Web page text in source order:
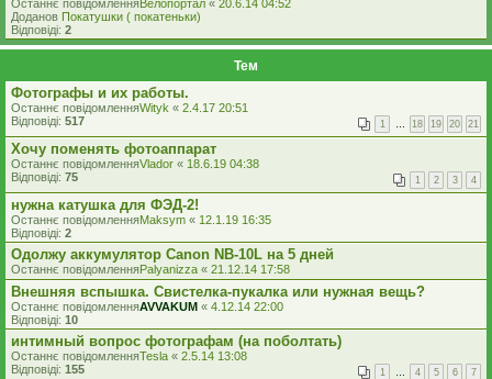
Останнє повідомленняВелопортал « 20.6.14 04:52
Доданов Покатушки ( покатеньки)
Відповіді: 2
Тем
Фотографы и их работы.
Останнє повідомленняWityk « 2.4.17 20:51
Відповіді: 517 1 … 18 19 20 21
Хочу поменять фотоаппарат
Останнє повідомленняVlador « 18.6.19 04:38
Відповіді: 75 1 2 3 4
нужна катушка для ФЭД-2!
Останнє повідомленняMaksym « 12.1.19 16:35
Відповіді: 2
Одолжу аккумулятор Canon NB-10L на 5 дней
Останнє повідомленняPalyanizza « 21.12.14 17:58
Внешняя вспышка. Свистелка-пукалка или нужная вещь?
Останнє повідомленняAVVAKUM « 4.12.14 22:00
Відповіді: 10
интимный вопрос фотографам (на поболтать)
Останнє повідомленняTesla « 2.5.14 13:08
Відповіді: 155 1 … 4 5 6 7